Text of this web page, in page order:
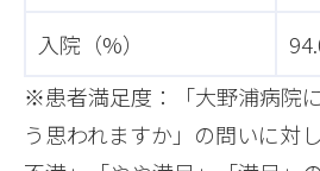
入院（%）
※患者満足度：「大野浦病院
う思われますか」の問いに対